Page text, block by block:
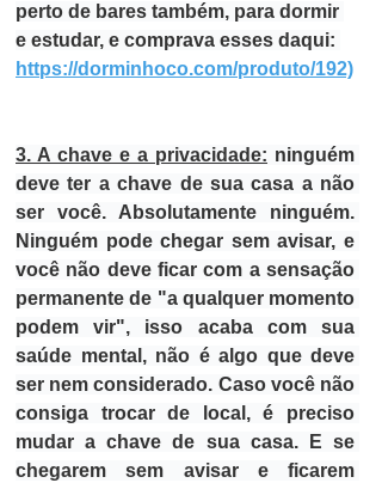
perto de bares também, para dormir
e estudar, e comprava esses daqui:
https://dorminhoco.com/produto/192)
3. A chave e a privacidade: ninguém
deve ter a chave de sua casa a não
ser você. Absolutamente ninguém.
Ninguém pode chegar sem avisar, e
você não deve ficar com a sensação
permanente de "a qualquer momento
podem vir", isso acaba com sua
saúde mental, não é algo que deve
ser nem considerado. Caso você não
consiga trocar de local, é preciso
mudar a chave de sua casa. E se
chegarem sem avisar e ficarem